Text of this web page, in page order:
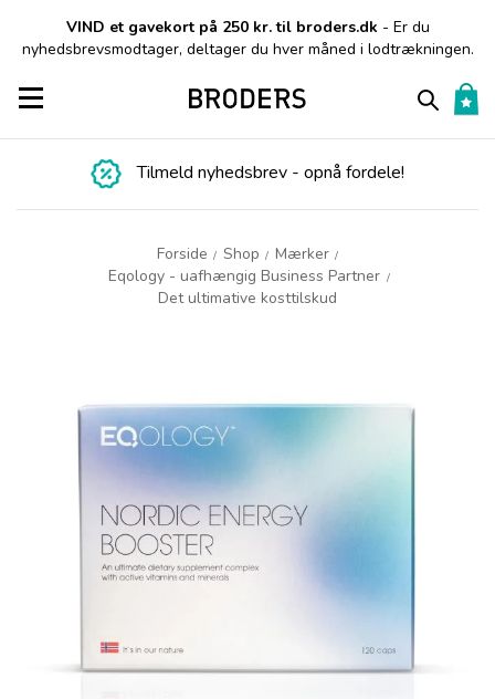
VIND et gavekort på 250 kr. til broders.dk - Er du
nyhedsbrevsmodtager, deltager du hver måned i lodtrækningen.
Toggle navigation
Tilmeld nyhedsbrev - opnå fordele!
Forside / Shop / Mærker /
Eqology - uafhængig Business Partner /
Det ultimative kosttilskud